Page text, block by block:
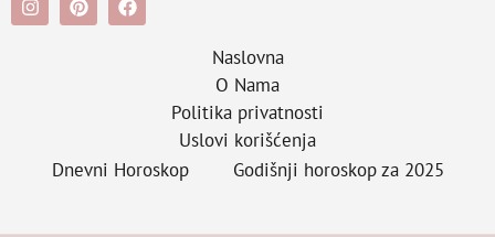
Naslovna
O Nama
Politika privatnosti
Uslovi korišćenja
Dnevni Horoskop
Godišnji horoskop za 2025